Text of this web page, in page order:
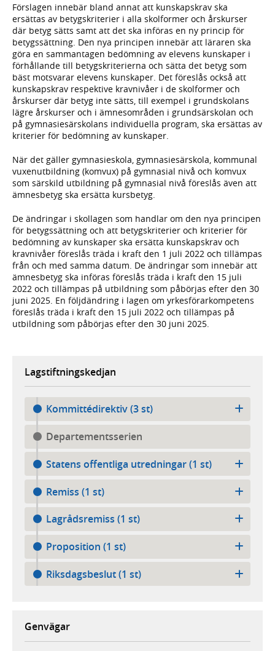
Förslagen innebär bland annat att kunskapskrav ska
ersättas av betygskriterier i alla skolformer och årskurser
där betyg sätts samt att det ska införas en ny princip för
betygssättning. Den nya principen innebär att läraren ska
göra en sammantagen bedömning av elevens kunskaper i
förhållande till betygskriterierna och sätta det betyg som
bäst motsvarar elevens kunskaper. Det föreslås också att
kunskapskrav respektive kravnivåer i de skolformer och
årskurser där betyg inte sätts, till exempel i grundskolans
lägre årskurser och i ämnesområden i grundsärskolan och
på gymnasiesärskolans individuella program, ska ersättas av
kriterier för bedömning av kunskaper.
När det gäller gymnasieskola, gymnasiesärskola, kommunal
vuxenutbildning (komvux) på gymnasial nivå och komvux
som särskild utbildning på gymnasial nivå föreslås även att
ämnesbetyg ska ersätta kursbetyg.
De ändringar i skollagen som handlar om den nya principen
för betygssättning och att betygskriterier och kriterier för
bedömning av kunskaper ska ersätta kunskapskrav och
kravnivåer föreslås träda i kraft den 1 juli 2022 och tillämpas
från och med samma datum. De ändringar som innebär att
ämnesbetyg ska införas föreslås träda i kraft den 15 juli
2022 och tillämpas på utbildning som påbörjas efter den 30
juni 2025. En följdändring i lagen om yrkesförarkompetens
föreslås träda i kraft den 15 juli 2022 och tillämpas på
utbildning som påbörjas efter den 30 juni 2025.
Lagstiftningskedjan
Kommittédirektiv (3 st)
Departementsserien
Statens offentliga utredningar (1 st)
Remiss (1 st)
Lagrådsremiss (1 st)
Proposition (1 st)
Riksdagsbeslut (1 st)
Genvägar